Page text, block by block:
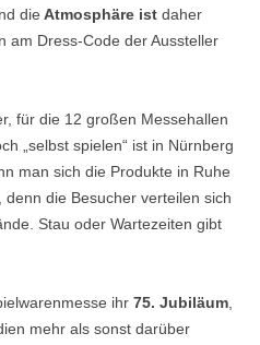
die Atmosphäre ist daher
am Dress-Code der Aussteller
für die 12 großen Messehallen
„selbst spielen“ ist in Nürnberg
man sich die Produkte in Ruhe
die Besucher verteilen sich
Stau oder Wartezeiten gibt
ihr 75. Jubiläum,
mehr als sonst darüber